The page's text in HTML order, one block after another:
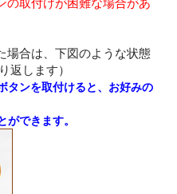
場合は、下図のような状態
返します）
タンを取付けると、お好みの
できます。